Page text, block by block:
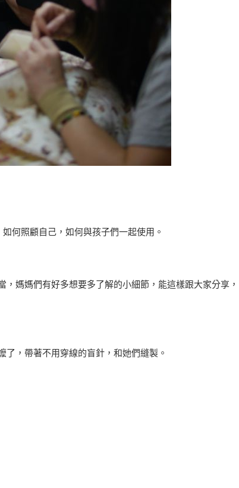
何照顧自己，如何與孩子們一起使用。
媽媽們有好多想要多了解的小細節，能這樣跟大家分享，
，帶著不用穿線的盲針，和她們縫製。